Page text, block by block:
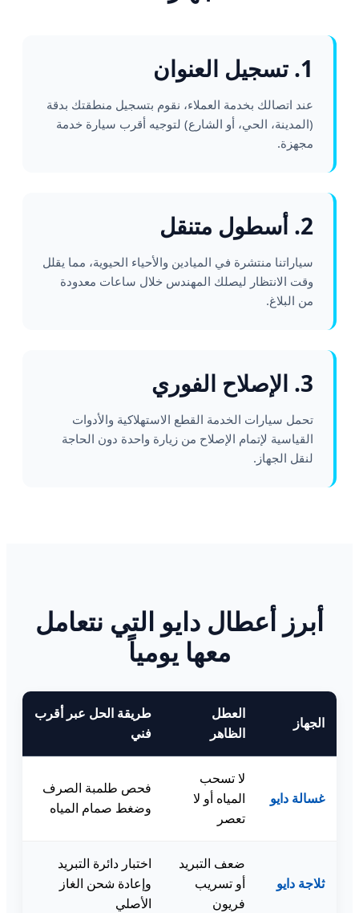
1. تسجيل العنوان
عند اتصالك بخدمة العملاء، نقوم بتسجيل منطقتك بدقة
(المدينة، الحي، أو الشارع) لتوجيه أقرب سيارة خدمة
مجهزة.
2. أسطول متنقل
سياراتنا منتشرة في الميادين والأحياء الحيوية، مما يقلل
وقت الانتظار ليصلك المهندس خلال ساعات معدودة
من البلاغ.
3. الإصلاح الفوري
تحمل سيارات الخدمة القطع الاستهلاكية والأدوات
القياسية لإتمام الإصلاح من زيارة واحدة دون الحاجة
لنقل الجهاز.
أبرز أعطال دايو التي نتعامل
معها يومياً
الجهاز
العطل
الظاهر
طريقة الحل عبر أقرب
فني
غسالة دايو
لا تسحب
المياه أو لا
تعصر
فحص طلمبة الصرف
وضغط صمام المياه
ثلاجة دايو
ضعف التبريد
أو تسريب
فريون
اختبار دائرة التبريد
وإعادة شحن الغاز
الأصلي